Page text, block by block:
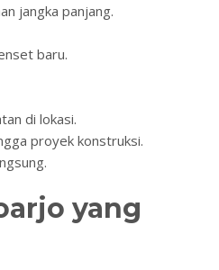
jangka panjang.
baru.
di lokasi.
proyek konstruksi.
yang